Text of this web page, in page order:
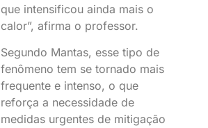
que intensificou ainda mais o
calor”, afirma o professor.
Segundo Mantas, esse tipo de
fenômeno tem se tornado mais
frequente e intenso, o que
reforça a necessidade de
medidas urgentes de mitigação